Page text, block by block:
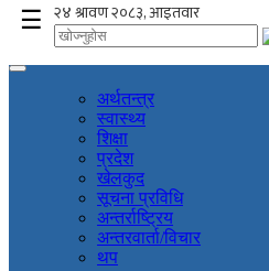
☰
अर्थतन्त्र
स्वास्थ्य
शिक्षा
प्रदेश
खेलकुद
सूचना प्रविधि
अन्तर्राष्ट्रिय
अन्तरवार्ता/विचार
थप